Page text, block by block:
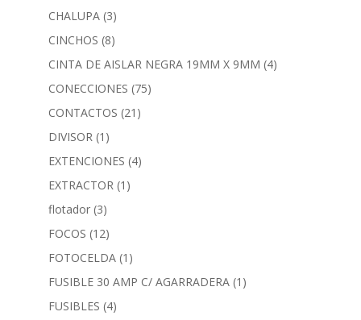
CHALUPA (3)
CINCHOS (8)
CINTA DE AISLAR NEGRA 19MM X 9MM (4)
CONECCIONES (75)
CONTACTOS (21)
DIVISOR (1)
EXTENCIONES (4)
EXTRACTOR (1)
flotador (3)
FOCOS (12)
FOTOCELDA (1)
FUSIBLE 30 AMP C/ AGARRADERA (1)
FUSIBLES (4)